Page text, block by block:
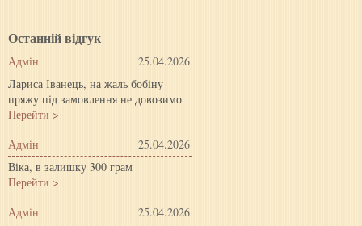
Останній відгук
Адмін
25.04.2026
Лариса Іванець, на жаль бобіну
пряжу під замовлення не довозимо
Перейти >
Адмін
25.04.2026
Віка, в залишку 300 грам
Перейти >
Адмін
25.04.2026